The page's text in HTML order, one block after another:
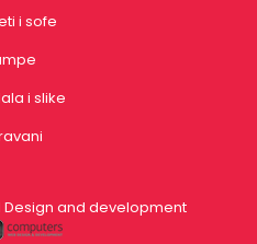
i sofe
i slike
Design and development